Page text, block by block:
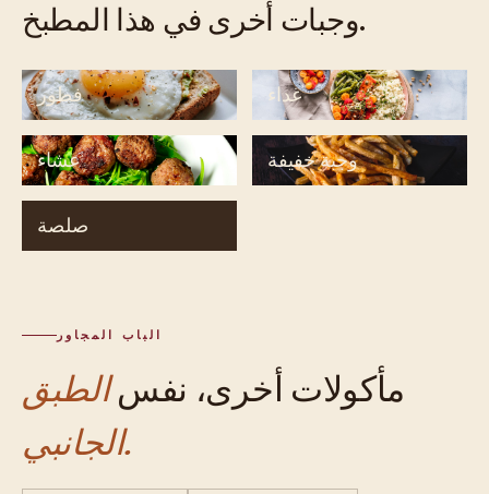
وجبات أخرى في هذا المطبخ.
فطور غداء
عشاء وجبة خفيفة
صلصة
الباب المجاور
مأكولات أخرى، نفسالطبق
الجانبي.